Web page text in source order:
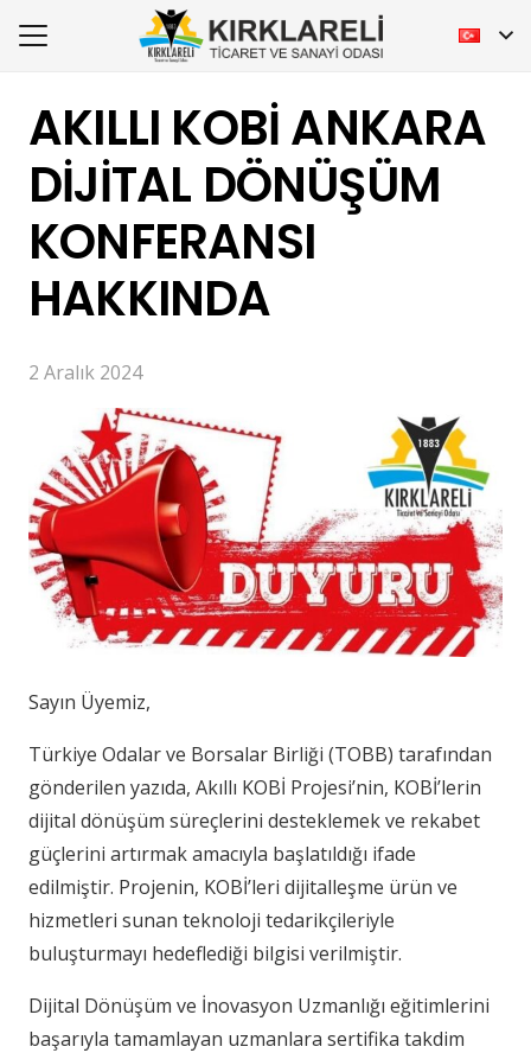
AKILLI KOBİ ANKARA
DİJİTAL DÖNÜŞÜM
KONFERANSI
HAKKINDA
2 Aralık 2024
Sayın Üyemiz,
Türkiye Odalar ve Borsalar Birliği (TOBB) tarafından
gönderilen yazıda, Akıllı KOBİ Projesi’nin, KOBİ’lerin
dijital dönüşüm süreçlerini desteklemek ve rekabet
güçlerini artırmak amacıyla başlatıldığı ifade
edilmiştir. Projenin, KOBİ’leri dijitalleşme ürün ve
hizmetleri sunan teknoloji tedarikçileriyle
buluşturmayı hedeflediği bilgisi verilmiştir.
Dijital Dönüşüm ve İnovasyon Uzmanlığı eğitimlerini
başarıyla tamamlayan uzmanlara sertifika takdim